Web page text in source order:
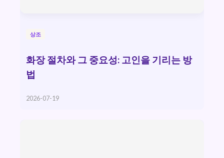
상조
화장 절차와 그 중요성: 고인을 기리는 방
법
2026-07-19